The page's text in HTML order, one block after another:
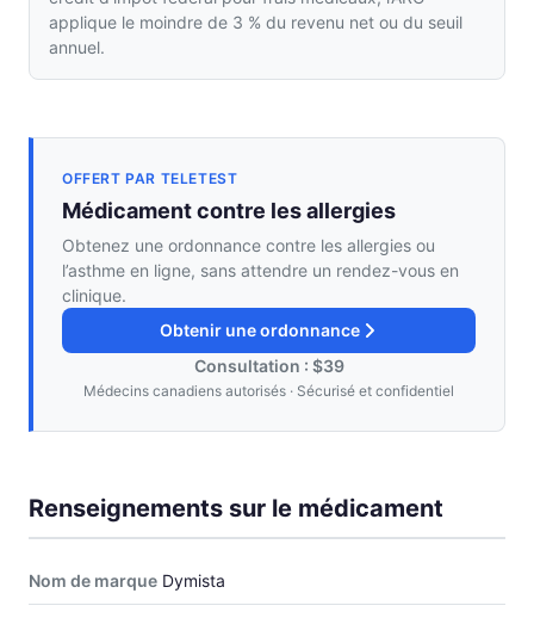
applique le moindre de 3 % du revenu net ou du seuil
annuel.
OFFERT PAR TELETEST
Médicament contre les allergies
Obtenez une ordonnance contre les allergies ou
l’asthme en ligne, sans attendre un rendez-vous en
clinique.
Obtenir une ordonnance
Consultation : $39
Médecins canadiens autorisés · Sécurisé et confidentiel
Renseignements sur le médicament
Nom de marque Dymista